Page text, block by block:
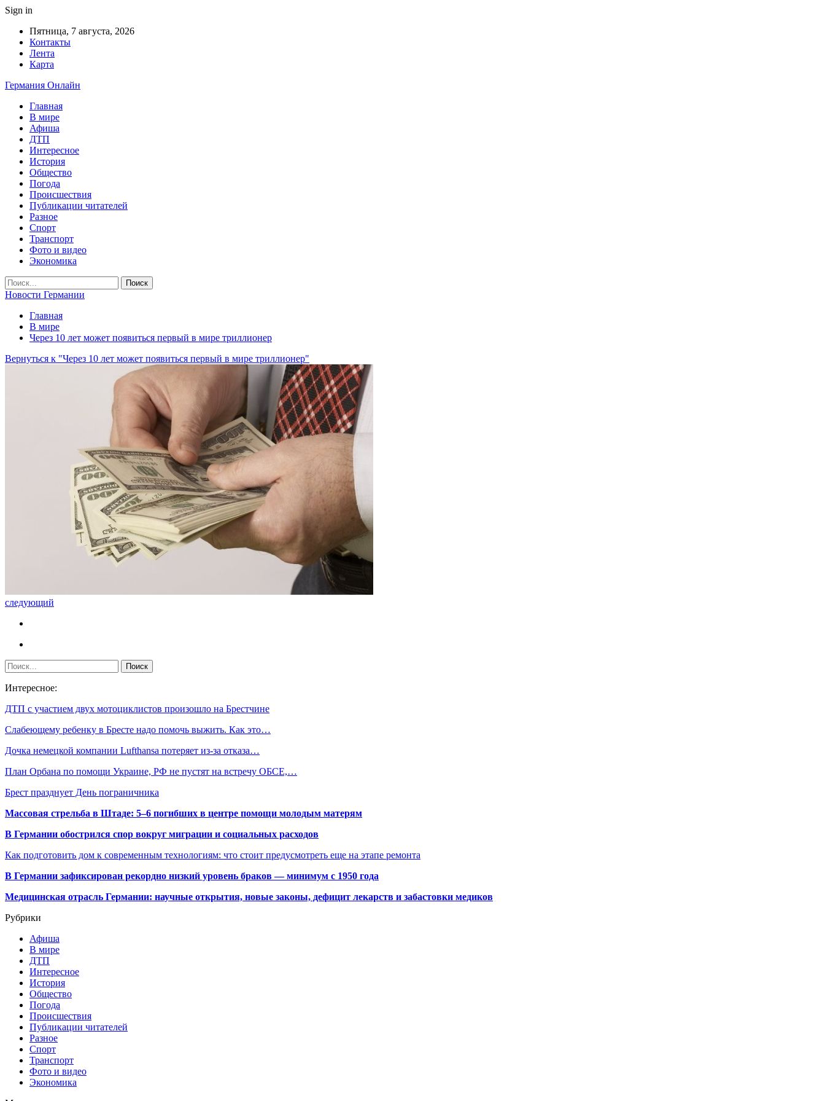
Sign in
Пятница, 7 августа, 2026
Контакты
Лента
Карта
Германия Онлайн
Главная
В мире
Афиша
ДТП
Интересное
История
Общество
Погода
Происшествия
Публикации читателей
Разное
Спорт
Транспорт
Фото и видео
Экономика
Новости Германии
Главная
В мире
Через 10 лет может появиться первый в мире триллионер
Вернуться к "Через 10 лет может появиться первый в мире триллионер"
следующий
Интересное:
ДТП с участием двух мотоциклистов произошло на Брестчине
Слабеющему ребенку в Бресте надо помочь выжить. Как это…
Дочка немецкой компании Lufthansa потеряет из-за отказа…
План Орбана по помощи Украине, РФ не пустят на встречу ОБСЕ,…
Брест празднует День пограничника
Массовая стрельба в Штаде: 5–6 погибших в центре помощи молодым матерям
В Германии обострился спор вокруг миграции и социальных расходов
Как подготовить дом к современным технологиям: что стоит предусмотреть еще на этапе ремонта
В Германии зафиксирован рекордно низкий уровень браков — минимум с 1950 года
Медицинская отрасль Германии: научные открытия, новые законы, дефицит лекарств и забастовки медиков
Рубрики
Афиша
В мире
ДТП
Интересное
История
Общество
Погода
Происшествия
Публикации читателей
Разное
Спорт
Транспорт
Фото и видео
Экономика